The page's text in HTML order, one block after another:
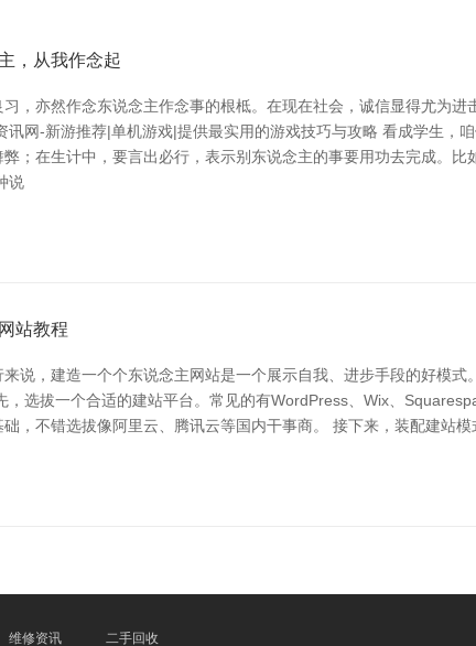
，从我作念起
，亦然作念东说念主作念事的根柢。在现在社会，诚信显得尤为
讯网-新游推荐|单机游戏|提供最实用的游戏技巧与攻略 看成学生，
；在生计中，要言出必行，表示别东说念主的事要用功去完成。
说
站教程
说，建造一个个东说念主网站是一个展示自我、进步手段的好模
，选拔一个合适的建站平台。常见的有WordPress、Wix、
，不错选拔像阿里云、腾讯云等国内干事商。 接下来，装配建站
维修资讯 二手回收